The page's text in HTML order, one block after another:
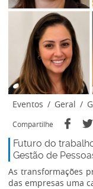
Eventos / Geral /
Compartilhe
Futuro do
Gestão de
As transformações
das empresas uma